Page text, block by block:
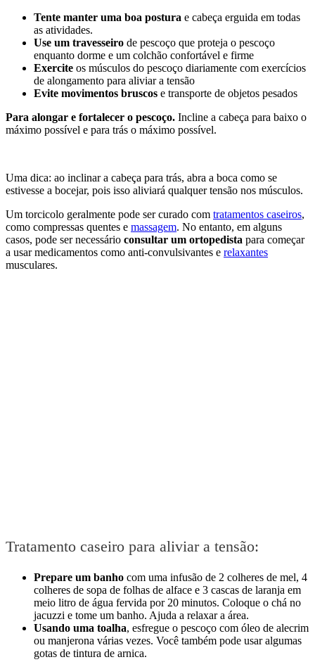
Tente manter uma boa postura e cabeça erguida em todas
as atividades.
Use um travesseiro de pescoço que proteja o pescoço
enquanto dorme e um colchão confortável e firme
Exercite os músculos do pescoço diariamente com exercícios
de alongamento para aliviar a tensão
Evite movimentos bruscos e transporte de objetos pesados
Para alongar e fortalecer o pescoço. Incline a cabeça para baixo o
máximo possível e para trás o máximo possível.
Uma dica: ao inclinar a cabeça para trás, abra a boca como se
estivesse a bocejar, pois isso aliviará qualquer tensão nos músculos.
Um torcicolo geralmente pode ser curado com tratamentos caseiros,
como compressas quentes e massagem. No entanto, em alguns
casos, pode ser necessário consultar um ortopedista para começar
a usar medicamentos como anti-convulsivantes e relaxantes
musculares.
Tratamento caseiro para aliviar a tensão:
Prepare um banho com uma infusão de 2 colheres de mel, 4
colheres de sopa de folhas de alface e 3 cascas de laranja em
meio litro de água fervida por 20 minutos. Coloque o chá no
jacuzzi e tome um banho. Ajuda a relaxar a área.
Usando uma toalha, esfregue o pescoço com óleo de alecrim
ou manjerona várias vezes. Você também pode usar algumas
gotas de tintura de arnica.